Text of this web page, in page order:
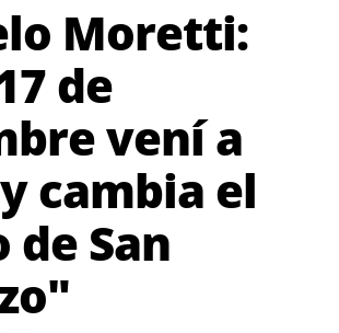
Moretti:
de
vení a
cambia el
San